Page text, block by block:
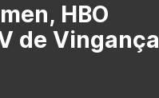
HBO
de Vingança